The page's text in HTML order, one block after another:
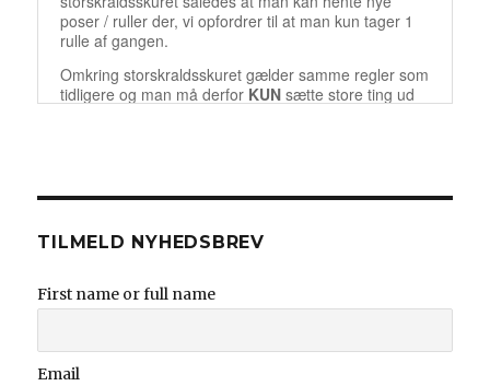
TILMELD NYHEDSBREV
First name or full name
Email